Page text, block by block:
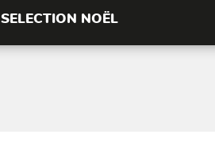
SELECTION NOËL